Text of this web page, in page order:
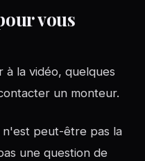
vous
à la vidéo, quelques
un monteur.
peut-être pas la
une question de